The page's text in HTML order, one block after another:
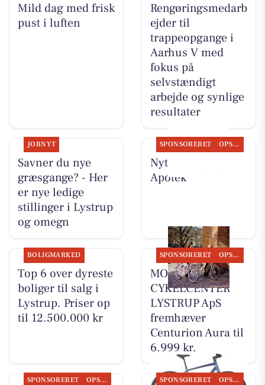
Mild dag med frisk
pust i luften
Rengøringsmedarb
ejder til
trappeopgange i
Aarhus V med
fokus på
selvstændigt
arbejde og synlige
resultater
JOBNYT
Savner du nye
græsgange? - Her
er nye ledige
stillinger i Lystrup
og omegn
SPONSORERET OPSLAGSTAVLEN
Nyt fra Lystrup
Apotek
BOLIGMARKED
Top 6 over dyreste
boliger til salg i
Lystrup. Priser op
til 12.500.000 kr
SPONSORERET OPSLAGSTAVLEN
MOSQUITO
CYKELCENTER
LYSTRUP ApS
fremhæver
Centurion Aura til
6.999 kr.
SPONSORERET OPSLAGSTAVLEN SPONSORERET OPSLAGSTAVLEN